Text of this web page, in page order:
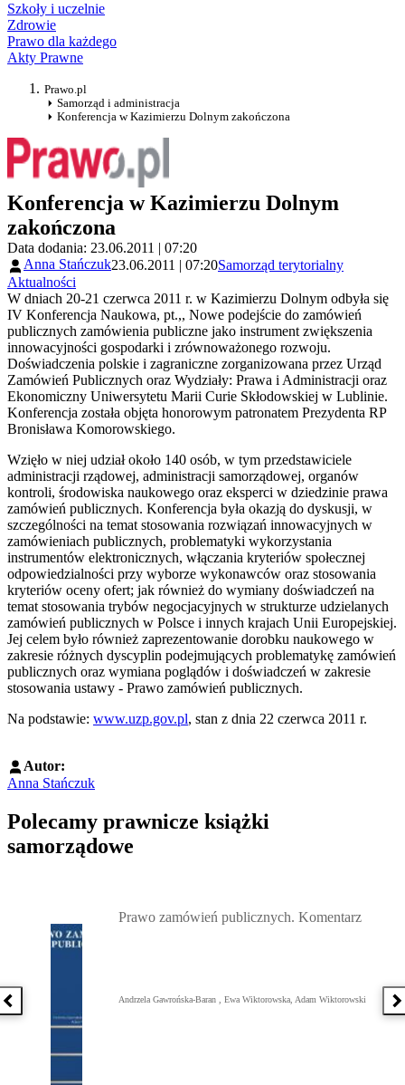
Szkoły i uczelnie
Zdrowie
Prawo dla każdego
Akty Prawne
Prawo.pl
Samorząd i administracja
Konferencja w Kazimierzu Dolnym zakończona
Konferencja w Kazimierzu Dolnym
zakończona
Data dodania: 23.06.2011 | 07:20
Anna Stańczuk23.06.2011 | 07:20Samorząd terytorialny
Aktualności
W dniach 20-21 czerwca 2011 r. w Kazimierzu Dolnym odbyła się
IV Konferencja Naukowa, pt.,, Nowe podejście do zamówień
publicznych zamówienia publiczne jako instrument zwiększenia
innowacyjności gospodarki i zrównoważonego rozwoju.
Doświadczenia polskie i zagraniczne zorganizowana przez Urząd
Zamówień Publicznych oraz Wydziały: Prawa i Administracji oraz
Ekonomiczny Uniwersytetu Marii Curie Skłodowskiej w Lublinie.
Konferencja została objęta honorowym patronatem Prezydenta RP
Bronisława Komorowskiego.
Wzięło w niej udział około 140 osób, w tym przedstawiciele
administracji rządowej, administracji samorządowej, organów
kontroli, środowiska naukowego oraz eksperci w dziedzinie prawa
zamówień publicznych. Konferencja była okazją do dyskusji, w
szczególności na temat stosowania rozwiązań innowacyjnych w
zamówieniach publicznych, problematyki wykorzystania
instrumentów elektronicznych, włączania kryteriów społecznej
odpowiedzialności przy wyborze wykonawców oraz stosowania
kryteriów oceny ofert; jak również do wymiany doświadczeń na
temat stosowania trybów negocjacyjnych w strukturze udzielanych
zamówień publicznych w Polsce i innych krajach Unii Europejskiej.
Jej celem było również zaprezentowanie dorobku naukowego w
zakresie różnych dyscyplin podejmujących problematykę zamówień
publicznych oraz wymiana poglądów i doświadczeń w zakresie
stosowania ustawy - Prawo zamówień publicznych.
Na podstawie: www.uzp.gov.pl, stan z dnia 22 czerwca 2011 r.
Autor:
Anna Stańczuk
Polecamy prawnicze książki
samorządowe
Poprzednia książka
Prawo zamówień publicznych. Komentarz
Andrzela Gawrońska-Baran , Ewa Wiktorowska, Adam Wiktorowski